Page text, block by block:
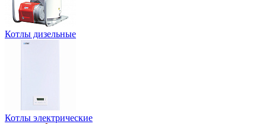
Котлы дизельные
Котлы электрические